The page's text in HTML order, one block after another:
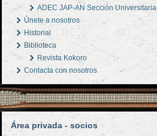
ADEC JAP-AN Sección Universitaria
Únete a nosotros
Historial
Biblioteca
Revista Kokoro
Contacta con nosotros
Área privada - socios